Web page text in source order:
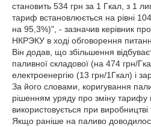
становить 534 грн за 1 Гкал, з 1
тариф встановлюється на рівні
на 95,3%)", - зазначив керівник
НКРЭКУ в ході обговорення
Він додав, що збільшення
паливної складової (на 474 грн/
електроенергію (13 грн/1Гкал) і
За його словами, коригування
рішенням уряду про зміну
використовується при
Якщо раніше на паливо